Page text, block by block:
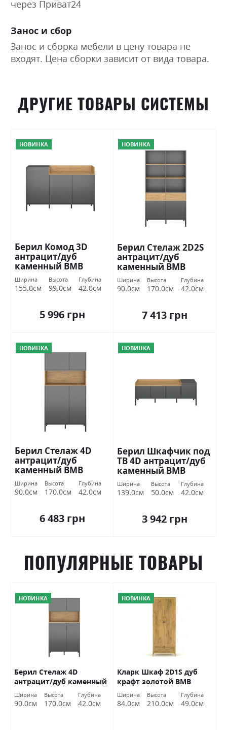
через Приват24
Занос и сбор
Занос и сборка мебели в цену товара не
входят. Цена сборки зависит от вида товара.
ДРУГИЕ ТОВАРЫ СИСТЕМЫ
НОВИНКА
Берил Комод 3D
антрацит/дуб
каменный ВМВ
Холдинг
Ширина
155.0см
Высота
99.0см
Глубина
42.0см
5 996 грн
НОВИНКА
Берил Стелаж 2D2S
антрацит/дуб
каменный ВМВ
Холдинг
Ширина
90.0см
Высота
170.0см
Глубина
42.0см
7 413 грн
НОВИНКА
Берил Стелаж 4D
антрацит/дуб
каменный ВМВ
Холдинг
Ширина
90.0см
Высота
170.0см
Глубина
42.0см
6 483 грн
НОВИНКА
Берил Шкафчик под
ТВ 4D антрацит/дуб
каменный ВМВ
Холдинг
Ширина
139.0см
Высота
50.0см
Глубина
42.0см
3 942 грн
ПОПУЛЯРНЫЕ ТОВАРЫ
НОВИНКА
Берил Стелаж 4D
антрацит/дуб каменный
ВМВ Холдинг
Ширина
90.0см
Высота
170.0см
Глубина
42.0см
НОВИНКА
Кларк Шкаф 2D1S дуб
крафт золотой ВМВ
Холдинг
Ширина
84.0см
Высота
210.0см
Глубина
49.0см